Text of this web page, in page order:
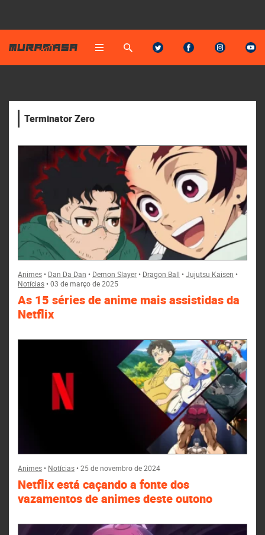
Terminator Zero
Animes• Dan Da Dan • Demon Slayer• Dragon Ball •Jujutsu Kaisen •
Notícias•03 de março de 2025
As 15 séries de anime mais assistidas da
Netflix
Animes• Notícias•25 de novembro de 2024
Netflix está caçando a fonte dos
vazamentos de animes deste outono